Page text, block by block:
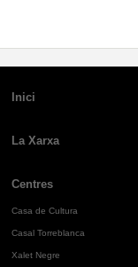
Inici
La Xarxa
Centres
Casa de Cultura
Casal Torreblanca
Xalet Negre